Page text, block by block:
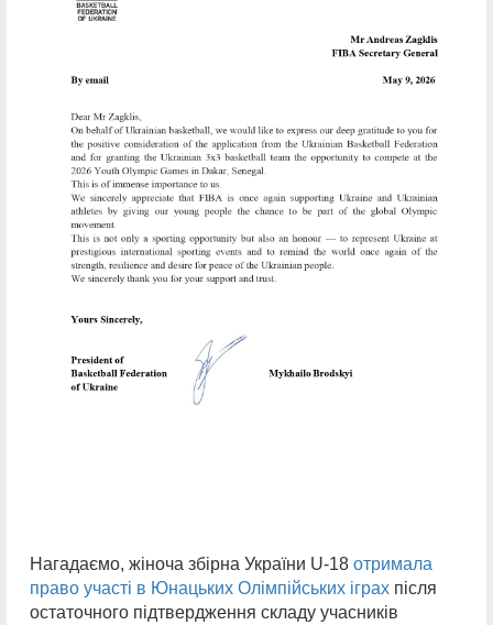
Нагадаємо, жіноча збірна України U-18 отримала
право участі в Юнацьких Олімпійських іграх після
остаточного підтвердження складу учасників